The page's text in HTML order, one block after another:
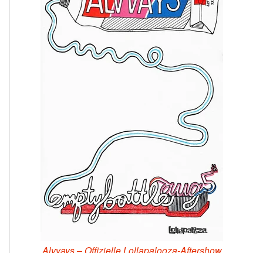
Alvvays – Offizielle Lollapalooza-Aftershow